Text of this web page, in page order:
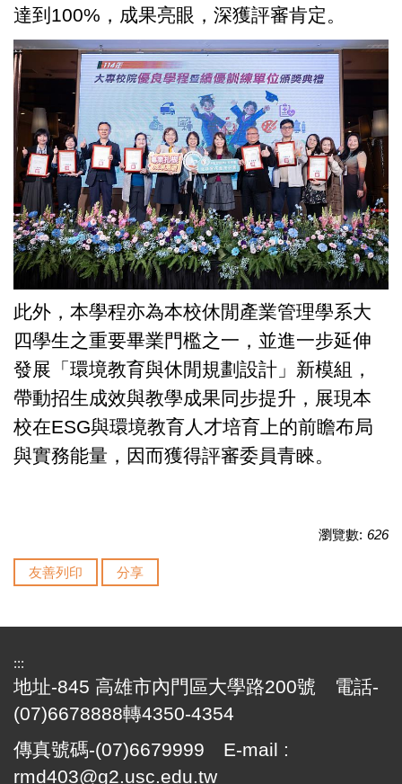
達到100%，成果亮眼，深獲評審肯定。
此外，本學程亦為本校休閒產業管理學系大
四學生之重要畢業門檻之一，並進一步延伸
發展「環境教育與休閒規劃設計」新模組，
帶動招生成效與教學成果同步提升，展現本
校在ESG與環境教育人才培育上的前瞻布局
與實務能量，因而獲得評審委員青睞。
瀏覽數: 626
友善列印 分享
:::
地址-845 高雄市內門區大學路200號 電話-
(07)6678888轉4350-4354
傳真號碼-(07)6679999 E-mail :
rmd403@g2.usc.edu.tw